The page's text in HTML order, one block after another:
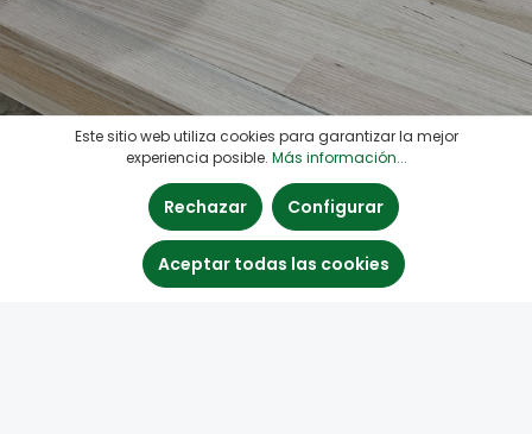
Este sitio web utiliza cookies para garantizar la mejor
experiencia posible. Más información...
Rechazar Configurar
Aceptar todas las cookies